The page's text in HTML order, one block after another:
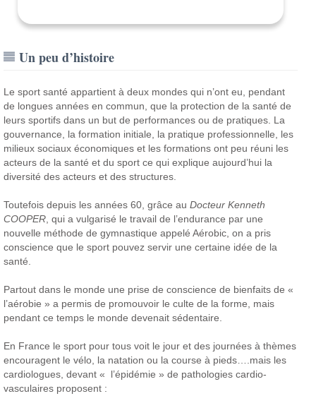
Un peu d’histoire
Le sport santé appartient à deux mondes qui n’ont eu, pendant
de longues années en commun, que la protection de la santé de
leurs sportifs dans un but de performances ou de pratiques. La
gouvernance, la formation initiale, la pratique professionnelle, les
milieux sociaux économiques et les formations ont peu réuni les
acteurs de la santé et du sport ce qui explique aujourd’hui la
diversité des acteurs et des structures.
Toutefois depuis les années 60, grâce auDocteur Kenneth
COOPER , qui a vulgarisé le travail de l’endurance par une
nouvelle méthode de gymnastique appelé Aérobic, on a pris
conscience que le sport pouvez servir une certaine idée de la
santé.
Partout dans le monde une prise de conscience de bienfaits de «
l’aérobie » a permis de promouvoir le culte de la forme, mais
pendant ce temps le monde devenait sédentaire.
En France le sport pour tous voit le jour et des journées à thèmes
encouragent le vélo, la natation ou la course à pieds….mais les
cardiologues, devant « l’épidémie » de pathologies cardio-
vasculaires proposent :